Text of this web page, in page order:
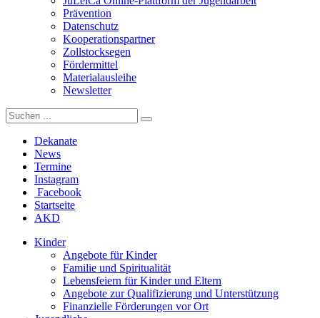
Prävention
Datenschutz
Kooperationspartner
Zollstocksegen
Fördermittel
Materialausleihe
Newsletter
Dekanate
News
Termine
Instagram
Facebook
Startseite
AKD
Kinder
Angebote für Kinder
Familie und Spiritualität
Lebensfeiern für Kinder und Eltern
Angebote zur Qualifizierung und Unterstützung
Finanzielle Förderungen vor Ort